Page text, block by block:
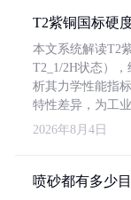
T2紫铜国标硬
本文系统解读T2
T2_1/2H状态）
析其力学性能指
特性差异，为工
2026年8月4日
喷砂都有多少目